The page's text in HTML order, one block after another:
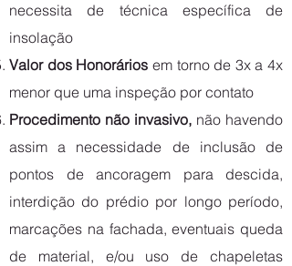
necessita de técnica específica de
insolação
Valor dos Honorários em torno de 3x a 4x
menor que uma inspeção por contato
Procedimento não invasivo, não havendo
assim a necessidade de inclusão de
pontos de ancoragem para descida,
interdição do prédio por longo período,
marcações na fachada, eventuais queda
de material, e/ou uso de chapeletas